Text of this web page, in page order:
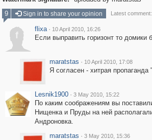
9
Sign in to share your opinion Latest
f
flixa · 10 April 2010, 16:26
Если выправить горизонт то домики
maratstas · 10 April 2010, 17:08
Я согласен - хитрая
Lesnik1900 · 3 May 2010, 15:22
По каким соображениям вы
Нищенка и Пруды на ней
Андроновка.
maratstas · 3 May 2010, 15:36